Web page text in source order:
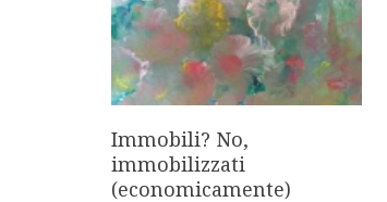
Immobili? No,
immobilizzati
(economicamente)